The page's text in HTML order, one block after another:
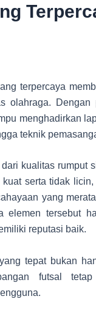
terpercaya
olahraga. Dengan
menghadirkan
teknik
kualitas rumput
serta tidak
yang
elemen tersebut
reputasi baik.
tepat bukan
futsal